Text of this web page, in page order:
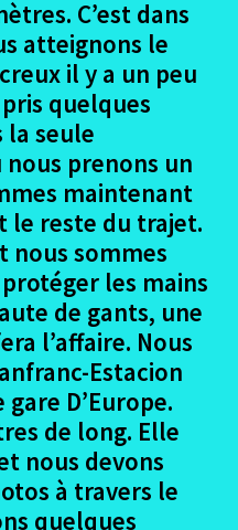
camino Aragones
aragones
Aragones
Aragones
le
menu
enfant
le
menu
enfant
le
enfant
le
enfant
le
C’est dans
atteignons le
il y a un peu
quelques
la seule
prenons un
maintenant
le reste du trajet.
nous sommes
les mains
de gants, une
l’affaire. Nous
Estacion
D’Europe.
de long. Elle
nous devons
à travers le
quelques